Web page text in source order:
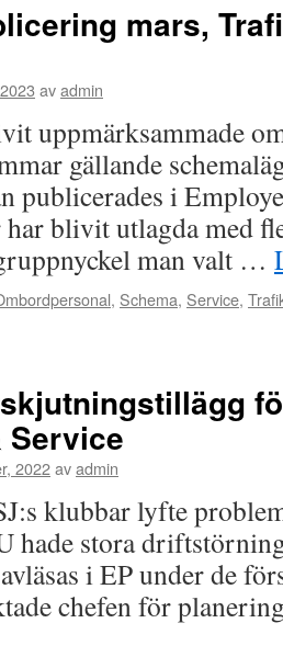
mars,
avadmin
uppmärksammade
gällande
publicerades i
blivit utlagda med
man valt …
, Schema, Service,
Service
2022avadmin
klubbar lyfte
hade stora
i EP under de
chefen för